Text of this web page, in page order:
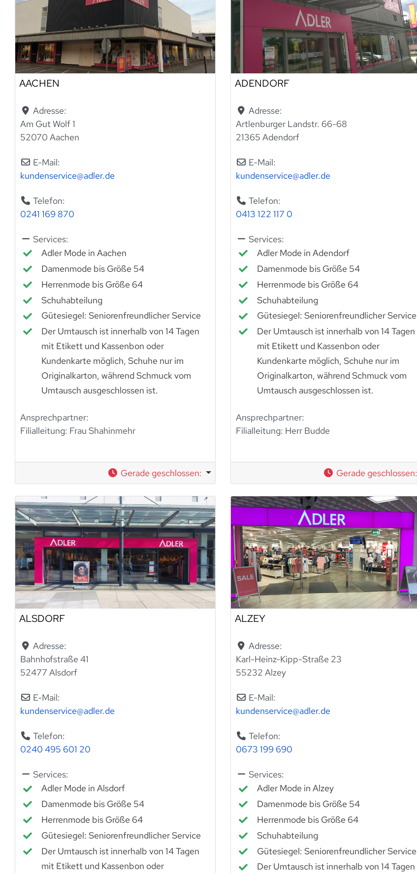
AACHEN
Adresse:
Am Gut Wolf 1
52070 Aachen
E-Mail:
kundenservice@adler.de
Telefon:
0241 169 870
Services:
Adler Mode in Aachen
Damenmode bis Größe 54
Herrenmode bis Größe 64
Schuhabteilung
Gütesiegel: Seniorenfreundlicher Service
Der Umtausch ist innerhalb von 14 Tagen
mit Etikett und Kassenbon oder
Kundenkarte möglich, Schuhe nur im
Originalkarton, während Schmuck vom
Umtausch ausgeschlossen ist.
Ansprechpartner:
Filialleitung: Frau Shahinmehr
Gerade geschlossen:
ADENDORF
Adresse:
Artlenburger Landstr. 66-68
21365 Adendorf
E-Mail:
kundenservice@adler.de
Telefon:
0413 122 117 0
Services:
Adler Mode in Adendorf
Damenmode bis Größe 54
Herrenmode bis Größe 64
Schuhabteilung
Gütesiegel: Seniorenfreundlicher Service
Der Umtausch ist innerhalb von 14 Tagen
mit Etikett und Kassenbon oder
Kundenkarte möglich, Schuhe nur im
Originalkarton, während Schmuck vom
Umtausch ausgeschlossen ist.
Ansprechpartner:
Filialleitung: Herr Budde
Gerade geschlossen:
ALSDORF
Adresse:
Bahnhofstraße 41
52477 Alsdorf
E-Mail:
kundenservice@adler.de
Telefon:
0240 495 601 20
Services:
Adler Mode in Alsdorf
Damenmode bis Größe 54
Herrenmode bis Größe 64
Gütesiegel: Seniorenfreundlicher Service
Der Umtausch ist innerhalb von 14 Tagen
mit Etikett und Kassenbon oder
ALZEY
Adresse:
Karl-Heinz-Kipp-Straße 23
55232 Alzey
E-Mail:
kundenservice@adler.de
Telefon:
0673 199 690
Services:
Adler Mode in Alzey
Damenmode bis Größe 54
Herrenmode bis Größe 64
Schuhabteilung
Gütesiegel: Seniorenfreundlicher Service
Der Umtausch ist innerhalb von 14 Tagen